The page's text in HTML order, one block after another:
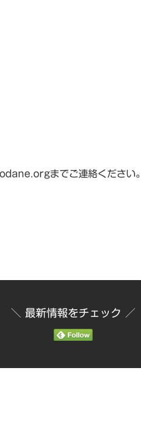
までご連絡ください。
＼ 最新情報をチェック ／